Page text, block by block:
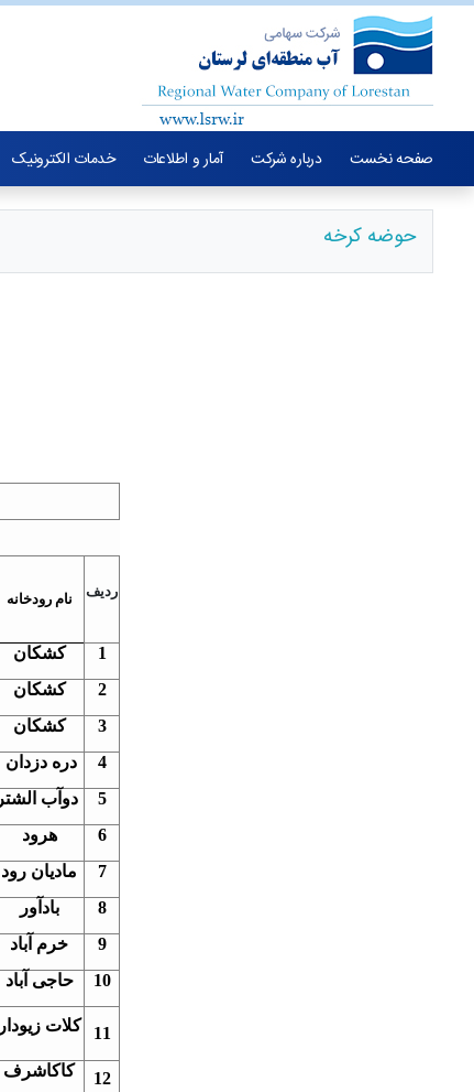
صفحه نخست درباره شرکت آمار و اطلاعات خدمات الکترونیک
حوضه کرخه
ردیف نام رودخانه
1 کشکان
2
کشکان
3
کشکان
4
دره دزدان
5
دوآب الشتر
6
هرود
7
مادیان رود
8
بادآور
9
خرم آباد
10
حاجی آباد
11
کلات زیودار
12 کاکاشرف